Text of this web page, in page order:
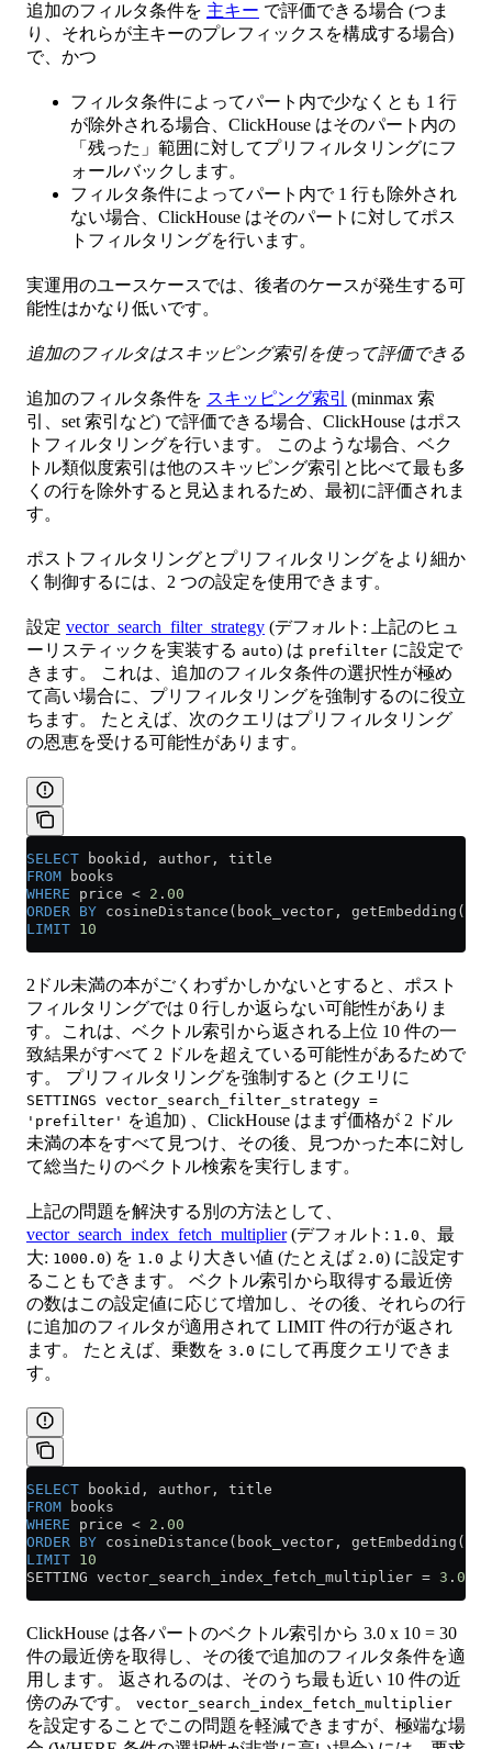
追加のフィルタ条件を 主キー で評価できる場合 (つま
り、それらが主キーのプレフィックスを構成する場合)
で、かつ
フィルタ条件によってパート内で少なくとも 1 行
が除外される場合、ClickHouse はそのパート内の
「残った」範囲に対してプリフィルタリングにフ
ォールバックします。
フィルタ条件によってパート内で 1 行も除外され
ない場合、ClickHouse はそのパートに対してポス
トフィルタリングを行います。
実運用のユースケースでは、後者のケースが発生する可
能性はかなり低いです。
追加のフィルタはスキッピング索引を使って評価できる
追加のフィルタ条件を スキッピング索引
(minmax 索
引、set 索引など) で評価できる場合、ClickHouse はポス
トフィルタリングを行います。 このような場合、ベク
トル類似度索引は他のスキッピング索引と比べて最も多
くの行を除外すると見込まれるため、最初に評価されま
す。
ポストフィルタリングとプリフィルタリングをより細か
く制御するには、2 つの設定を使用できます。
設定 vector_search_filter_strategy (デフォルト: 上記のヒュ
ーリスティックを実装する auto) は prefilter に設定で
きます。 これは、追加のフィルタ条件の選択性が極め
て高い場合に、プリフィルタリングを強制するのに役立
ちます。 たとえば、次のクエリはプリフィルタリング
の恩恵を受ける可能性があります。
SELECT bookid, author, title
FROM books
WHERE price < 2 . 00
ORDER BY cosineDistance(book_vector, getEmbedding(
LIMIT 10
2ドル未満の本がごくわずかしかないとすると、ポスト
フィルタリングでは 0 行しか返らない可能性がありま
す。これは、ベクトル索引から返される上位 10 件の一
致結果がすべて 2 ドルを超えている可能性があるためで
す。 プリフィルタリングを強制すると (クエリに
SETTINGS vector_search_filter_strategy =
'prefilter' を追加) 、ClickHouse はまず価格が 2 ドル
未満の本をすべて見つけ、その後、見つかった本に対し
て総当たりのベクトル検索を実行します。
上記の問題を解決する別の方法として、
vector_search_index_fetch_multiplier(デフォルト: 1.0
、最
大: 1000.0) を 1.0 より大きい値 (たとえば 2.0) に設定す
ることもできます。 ベクトル索引から取得する最近傍
の数はこの設定値に応じて増加し、その後、それらの行
に追加のフィルタが適用されて LIMIT 件の行が返され
ます。 たとえば、乗数を 3.0 にして再度クエリできま
す。
SELECT bookid, author, title
FROM books
WHERE price < 2 . 00
ORDER BY cosineDistance(book_vector, getEmbedding(
LIMIT 10
SETTING vector_search_index_fetch_multiplier = 3 . 0
ClickHouse は各パートのベクトル索引から 3.0 x 10 = 30
件の最近傍を取得し、その後で追加のフィルタ条件を適
用します。 返されるのは、そのうち最も近い 10 件の近
傍のみです。 vector_search_index_fetch_multiplier
を設定することでこの問題を軽減できますが、極端な場